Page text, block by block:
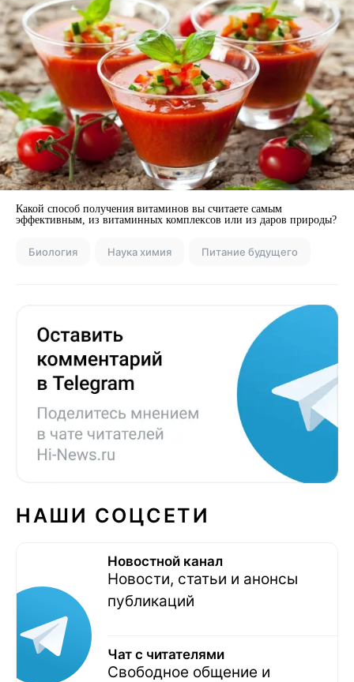
Какой способ получения витаминов вы считаете самым
эффективным, из витаминных комплексов или из даров природы?
Биология Наука химия Питание будущего
НАШИ СОЦСЕТИ
Новостной канал
Новости, статьи и анонсы
публикаций
Чат с читателями
Свободное общение и